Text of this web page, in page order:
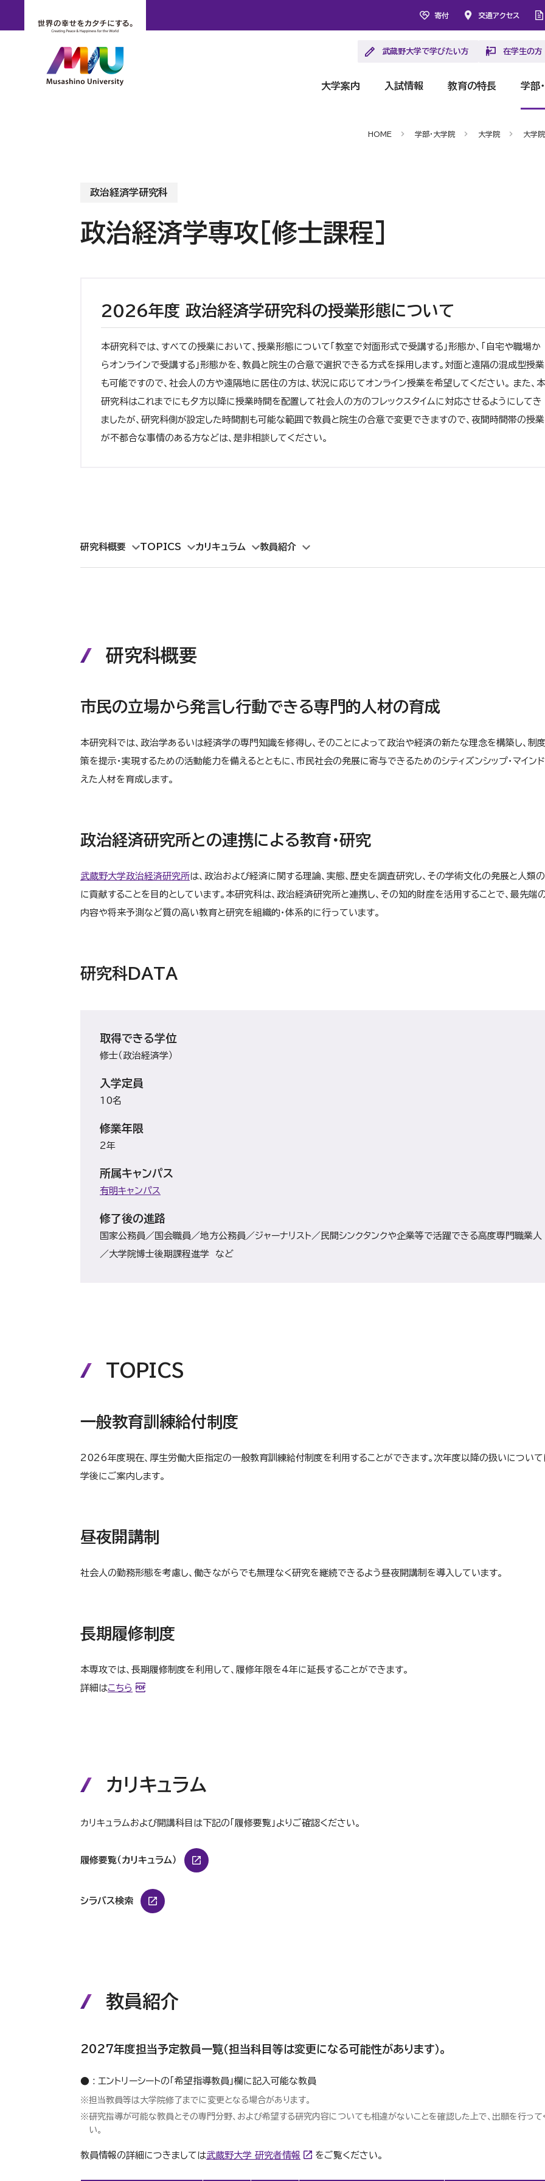
寄付 交通アクセス
武蔵野大学で学びたい方 在学生の方
大学案内 入試情報 教育の特長 学部
HOME 学部・大学院 大学院 大学
政治経済学研究科
政治経済学専攻［修士課程］
2026年度 政治経済学研究科の授業形態について
本研究科では、すべての授業において、授業形態について「教室で対面形式で受講する」形態か、「自宅や職場か
らオンラインで受講する」形態かを、教員と院生の合意で選択できる方式を採用します。対面と遠隔の混成型授業
も可能ですので、社会人の方や遠隔地に居住の方は、状況に応じてオンライン授業を希望してください。 また、本
研究科はこれまでにも夕方以降に授業時間を配置して社会人の方のフレックスタイムに対応させるようにしてき
ましたが、研究科側が設定した時間割も可能な範囲で教員と院生の合意で変更できますので、夜間時間帯の授業
が不都合な事情のある方などは、是非相談してください。
研究科概要 TOPICS カリキュラム 教員紹介
研究科概要
市民の立場から発言し行動できる専門的人材の育成
本研究科では、政治学あるいは経済学の専門知識を修得し、そのことによって政治や経済の新たな理念を構築し、制
策を提示・実現するための活動能力を備えるとともに、市民社会の発展に寄与できるためのシティズンシップ・マイン
えた人材を育成します。
政治経済研究所との連携による教育・研究
武蔵野大学政治経済研究所は、政治および経済に関する理論、実態、歴史を調査研究し、その学術文化の発展と人類
に貢献することを目的としています。本研究科は、政治経済研究所と連携し、その知的財産を活用することで、最先端
内容や将来予測など質の高い教育と研究を組織的・体系的に行っています。
研究科DATA
取得できる学位
修士（政治経済学）
入学定員
10名
修業年限
2年
所属キャンパス
有明キャンパス
修了後の進路
国家公務員／国会職員／地方公務員／ジャーナリスト／民間シンクタンクや企業等で活躍できる高度専門職業人
／大学院博士後期課程進学 など
TOPICS
一般教育訓練給付制度
2026年度現在、厚生労働大臣指定の一般教育訓練給付制度を利用することができます。次年度以降の扱いについて
学後にご案内します。
昼夜開講制
社会人の勤務形態を考慮し、働きながらでも無理なく研究を継続できるよう昼夜開講制を導入しています。
長期履修制度
本専攻では、長期履修制度を利用して、履修年限を4年に延長することができます。
詳細はこちら
カリキュラム
カリキュラムおよび開講科目は下記の「履修要覧」よりご確認ください。
履修要覧（カリキュラム）
シラバス検索
教員紹介
2027年度担当予定教員一覧（担当科目等は変更になる可能性があります）。
● : エントリーシートの「希望指導教員」欄に記入可能な教員
※担当教員等は大学院修了までに変更となる場合があります。
※研究指導が可能な教員とその専門分野、および希望する研究内容についても相違がないことを確認した上で、出願を行って
い。
教員情報の詳細につきましては武蔵野大学 研究者情報 をご覧ください。